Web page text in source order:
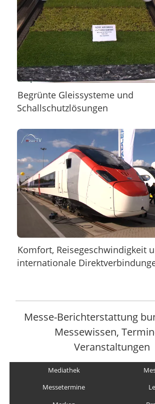
Begrünte Gleissysteme und
Schallschutzlösungen
Komfort, Reisegeschwindigkeit
internationale
Messe-Berichterstattung
Messewissen,
Veranstaltungen
Mediathek
Messetermine